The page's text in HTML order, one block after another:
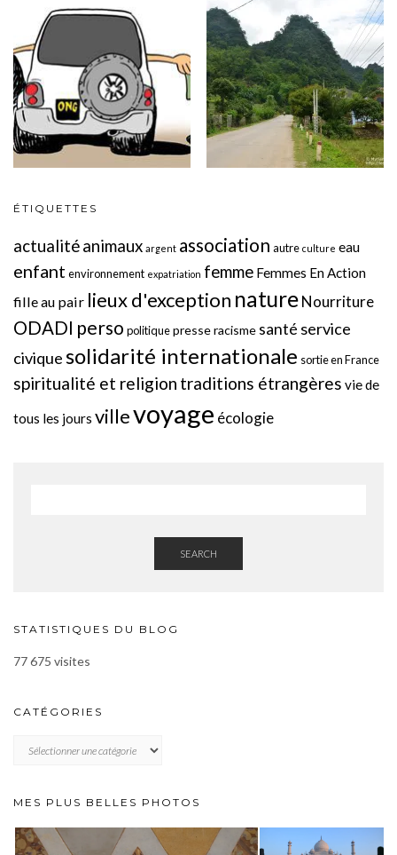
ÉTIQUETTES
actualitéanimaux argent association autre culture eau
enfant environnement expatriation femme Femmes En Action
fille au pair lieux d'exception natureNourriture
ODADI perso politiquepresseracisme santé service
civiquesolidarité internationale sortie en France
spiritualité et religion traditions étrangères vie de
tous les jours villevoyage écologie
SEARCH
STATISTIQUES DU BLOG
77 675 visites
CATÉGORIES
MES PLUS BELLES PHOTOS